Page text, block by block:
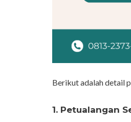
Berikut adalah detail
1. Petualangan